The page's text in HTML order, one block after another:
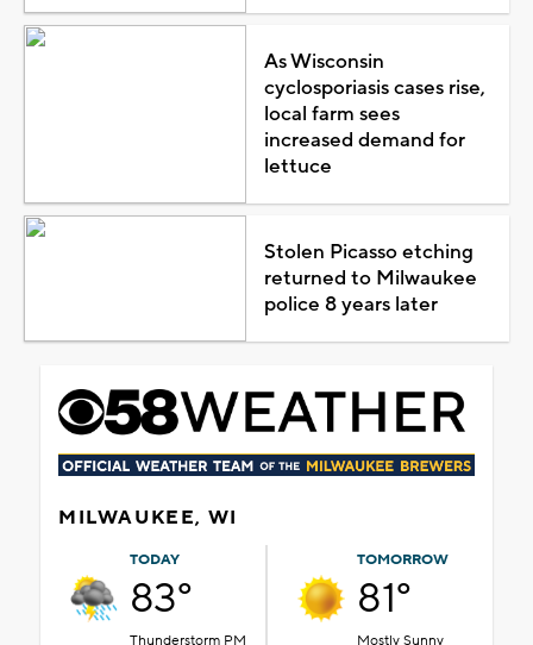
As Wisconsin
cyclosporiasis cases rise,
local farm sees
increased demand for
lettuce
Stolen Picasso etching
returned to Milwaukee
police 8 years later
MILWAUKEE, WI
TODAY
83°
Thunderstorm PM
TOMORROW
81°
Mostly Sunny